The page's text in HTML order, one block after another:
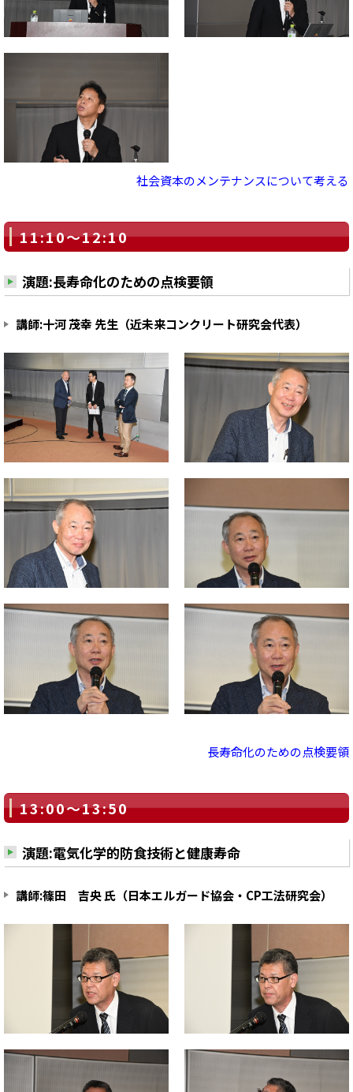
社会資本のメンテナンスについて考える
11:10～12:10
演題:長寿命化のための点検要領
講師:十河 茂幸 先生（近未来コンクリート研究会代表）
長寿命化のための点検要領
13:00～13:50
演題:電気化学的防食技術と健康寿命
講師:篠田 吉央 氏（日本エルガード協会・CP工法研究会）